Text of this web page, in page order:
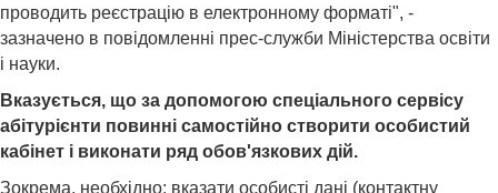
проводить реєстрацію в електронному форматі", -
зазначено в повідомленні прес-служби Міністерства освіти
і науки.
Вказується, що за допомогою спеціального сервісу
абітурієнти повинні самостійно створити особистий
кабінет і виконати ряд обов'язкових дій.
Зокрема, необхідно: вказати особисті дані (контактну